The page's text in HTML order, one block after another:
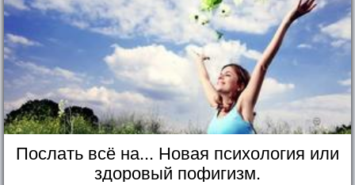
Послать всё на... Новая психология или
здоровый пофигизм.